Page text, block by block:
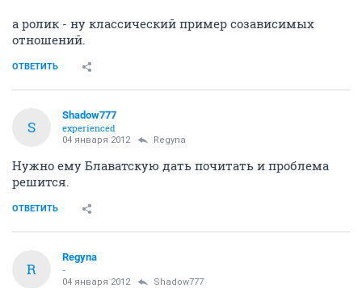
а ролик - ну классический пример созависимых
отношений.
ОТВЕТИТЬ
S
Shadow777
experienced
04 января 2012 Regyna
Нужно ему Блаватскую дать почитать и проблема
решится.
ОТВЕТИТЬ
R
Regyna
-
04 января 2012 Shadow777